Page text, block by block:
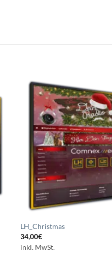
LH_Christmas
34,00€
inkl. MwSt.